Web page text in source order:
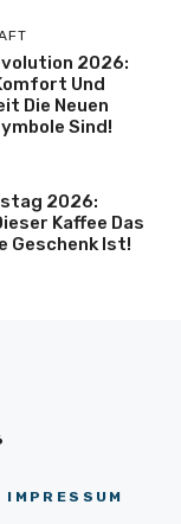
2026:
Und
Die Neuen
Sind!
2026:
Kaffee Das
Geschenk Ist!
IMPRESSUM